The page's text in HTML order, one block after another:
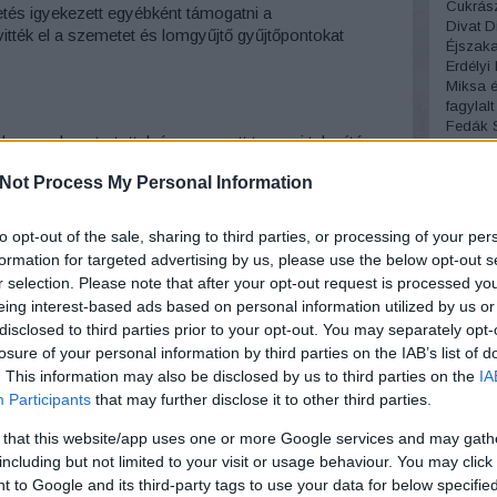
Process My Personal Information
opt-out of the sale, sharing to third parties, or processing of your
for targeted advertising by us, please use the below opt-out
selection. Please note that after your opt-out request is processed
interest-based ads based on personal information utilized by us
to third parties prior to your opt-out. You may separately
of your personal information by third parties on the IAB’s list of
This information may also be disclosed by us to third parties on the
Participants that may further disclose it to other third parties.
that this website/app uses one or more Google services and may
but not limited to your visit or usage behaviour. You may
to Google and its third-party tags to use your data for below
igyekezett egyébként támogatni a
el a szemetet és lomgyűjtő gyűjtőpontokat
gyakran tartottak úgynevezett tavaszi takarító
hogy leporolják és átviaszolják őket, a
jól elporolták az udvari porolókon. A fapadlót
lepókhálózták, átfestették, a cselédek lakrészét,
átmeszelték. A kályhákat is ekkor tisztították
belső hibáit. Ilyenkor rendeztek extra nagymosást
hasonlóan a háztartási textilekhez és
eleve porolók, kutak és mosóalkalmatosságok
Az egész folyamatot a gazdagabb polgári
cselédek pedig végrehajtották. Az előkelő
komorna irányította a nagytakarítást, míg a szegény
a takarításnak. Bár nálunk csupán a szokásjog és
nagytakarítson, Amerikában egészen a XX.
szabályozták még a magánlakások kötelező
Divat
Erdélyi
Miksa
fagylalt
Fedák
József
Ganz
Gellért
Royal
Ilona
humor